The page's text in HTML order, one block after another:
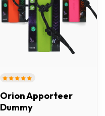
Orion Apporteer
Dummy